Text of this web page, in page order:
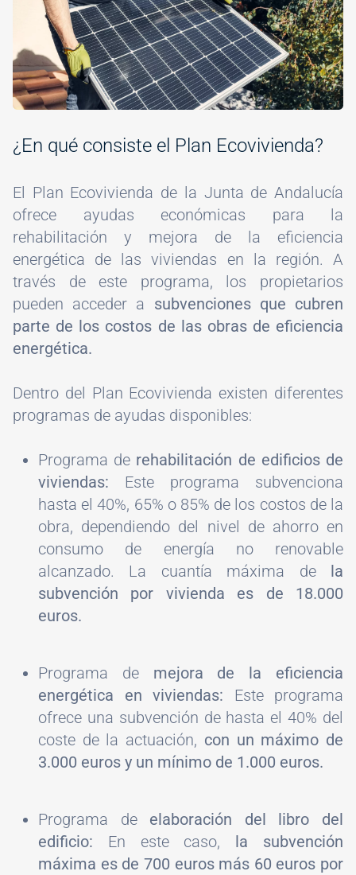
¿En qué consiste el Plan Ecovivienda?
El Plan Ecovivienda de la Junta de Andalucía
ofrece ayudas económicas para la
rehabilitación y mejora de la eficiencia
energética de las viviendas en la región. A
través de este programa, los propietarios
pueden acceder a subvenciones que cubren
parte de los costos de las obras de eficiencia
energética.
Dentro del Plan Ecovivienda existen diferentes
programas de ayudas disponibles:
Programa de rehabilitación de edificios de
viviendas: Este programa subvenciona
hasta el 40%, 65% o 85% de los costos de la
obra, dependiendo del nivel de ahorro en
consumo de energía no renovable
alcanzado. La cuantía máxima de la
subvención por vivienda es de 18.000
euros.
Programa de mejora de la eficiencia
energética en viviendas: Este programa
ofrece una subvención de hasta el 40% del
coste de la actuación, con un máximo de
3.000 euros y un mínimo de 1.000 euros.
Programa de elaboración del libro del
edificio: En este caso, la subvención
máxima es de 700 euros más 60 euros por